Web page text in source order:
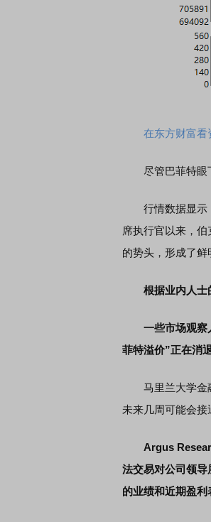
在东方财富看
尽管巴菲特眼下
行情数据显示，
席执行官以来，
的势头，形成了鲜
根据业内人士
一些市场观
菲特溢价”正在消退
马里兰大学金融
未来几周可能会接
Argus
法交易对公司领导
的业绩和近期盈利